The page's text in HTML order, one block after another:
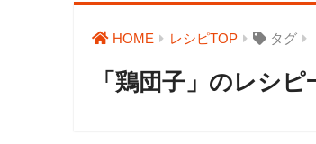
HOME レシピTOP タグ
「鶏団子」のレシピ